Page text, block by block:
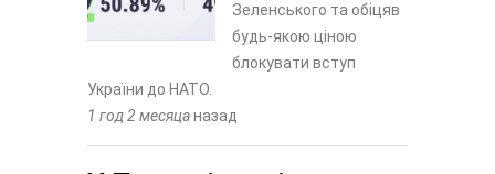
Зеленського та обіцяв
будь-якою ціною
блокувати вступ
України до НАТО.
1 год 2 месяцаназад